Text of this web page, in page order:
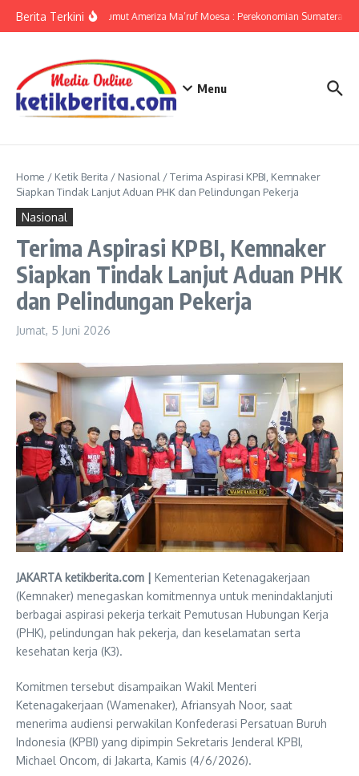
Berita TerkiniKPwBI Sumut Ameriza Ma’ruf Moesa : Perekonomian Sumatera
Menu
Home / Ketik Berita / Nasional /Terima Aspirasi KPBI, Kemnaker
Siapkan Tindak Lanjut Aduan PHK dan Pelindungan Pekerja
Nasional
Terima Aspirasi KPBI, Kemnaker
Siapkan Tindak Lanjut Aduan PHK
dan Pelindungan Pekerja
Jumat, 5 Juni 2026
JAKARTA ketikberita.com | Kementerian Ketenagakerjaan
(Kemnaker) menegaskan komitmennya untuk menindaklanjuti
berbagai aspirasi pekerja terkait Pemutusan Hubungan Kerja
(PHK), pelindungan hak pekerja, dan keselamatan serta
kesehatan kerja (K3).
Komitmen tersebut disampaikan Wakil Menteri
Ketenagakerjaan (Wamenaker), Afriansyah Noor, saat
menerima audiensi perwakilan Konfederasi Persatuan Buruh
Indonesia (KPBI) yang dipimpin Sekretaris Jenderal KPBI,
Michael Oncom, di Jakarta, Kamis (4/6/2026).